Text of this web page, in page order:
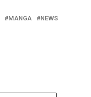
MANGA
NEWS